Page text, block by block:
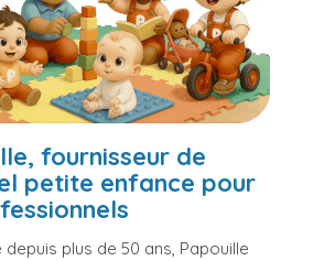
fournisseur de
petite enfance pour
depuis plus de 50 ans, Papouille